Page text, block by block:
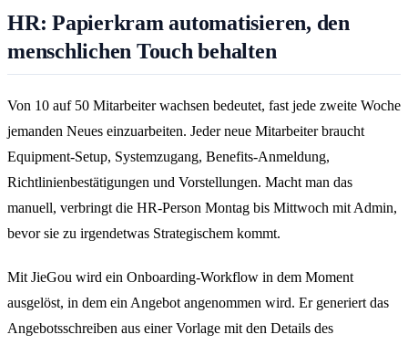
HR: Papierkram automatisieren, den
menschlichen Touch behalten
Von 10 auf 50 Mitarbeiter wachsen bedeutet, fast jede zweite Woche
jemanden Neues einzuarbeiten. Jeder neue Mitarbeiter braucht
Equipment-Setup, Systemzugang, Benefits-Anmeldung,
Richtlinienbestätigungen und Vorstellungen. Macht man das
manuell, verbringt die HR-Person Montag bis Mittwoch mit Admin,
bevor sie zu irgendetwas Strategischem kommt.
Mit JieGou wird ein Onboarding-Workflow in dem Moment
ausgelöst, in dem ein Angebot angenommen wird. Er generiert das
Angebotsschreiben aus einer Vorlage mit den Details des